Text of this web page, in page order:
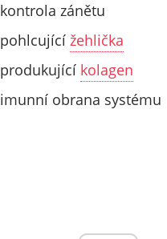
kontrola zánětu
pohlcující žehlička
produkující kolagen
imunní obrana systému